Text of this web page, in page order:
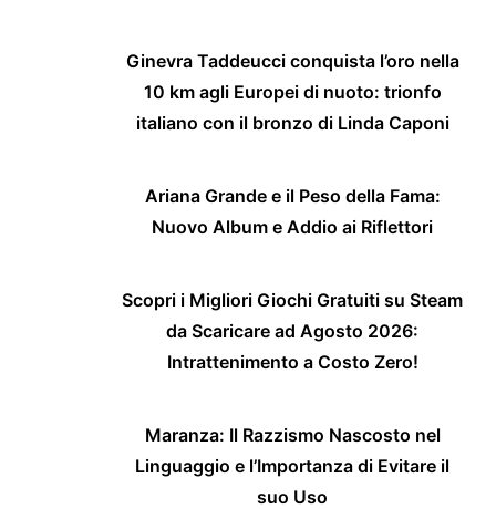
Ginevra Taddeucci conquista l’oro nella
10 km agli Europei di nuoto: trionfo
italiano con il bronzo di Linda Caponi
Ariana Grande e il Peso della Fama:
Nuovo Album e Addio ai Riflettori
Scopri i Migliori Giochi Gratuiti su Steam
da Scaricare ad Agosto 2026:
Intrattenimento a Costo Zero!
Maranza: Il Razzismo Nascosto nel
Linguaggio e l’Importanza di Evitare il
suo Uso